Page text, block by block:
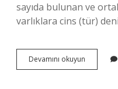
sayıda bulunan ve
varlıklara cins (tür)
Devamını okuyun
Nelerdir